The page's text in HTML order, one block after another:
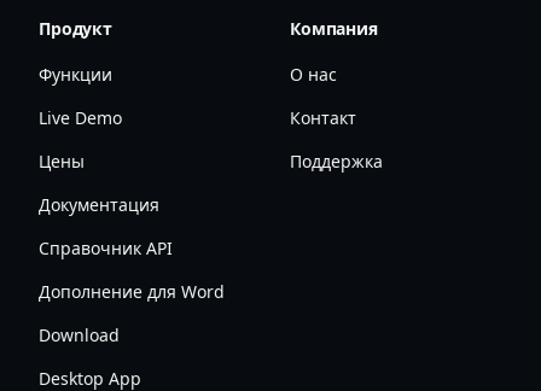
Продукт
Функции
Live Demo
Цены
Документация
Справочник API
Дополнение для Word
Download
Desktop App
Компания
О нас
Контакт
Поддержка